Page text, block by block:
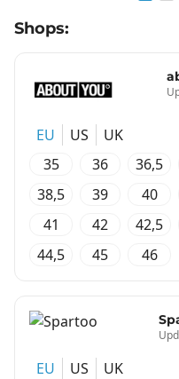
1
Shops:
EU US
UK
35
36 36,5
38,5
39 40
41
42 42,5
44,5
45 46
EU US
UK